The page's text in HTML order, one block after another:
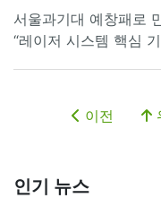
서울과기대 예창패로
“레이저 시스템 핵심
이전
인기 뉴스